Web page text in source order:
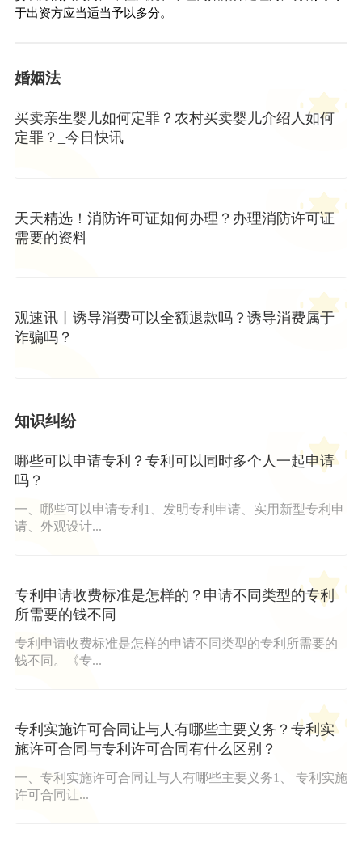
于出资方应当适当予以多分。
婚姻法
买卖亲生婴儿如何定罪？农村买卖婴儿介绍人如何
定罪？_今日快讯
天天精选！消防许可证如何办理？办理消防许可证
需要的资料
观速讯丨诱导消费可以全额退款吗？诱导消费属于
诈骗吗？
知识纠纷
哪些可以申请专利？专利可以同时多个人一起申请
吗？
一、哪些可以申请专利1、发明专利申请、实用新型专利申
请、外观设计...
专利申请收费标准是怎样的？申请不同类型的专利
所需要的钱不同
专利申请收费标准是怎样的申请不同类型的专利所需要的
钱不同。《专...
专利实施许可合同让与人有哪些主要义务？专利实
施许可合同与专利许可合同有什么区别？
一、专利实施许可合同让与人有哪些主要义务1、 专利实施
许可合同让...